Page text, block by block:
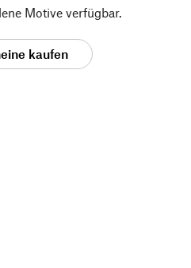
Motive verfügbar.
kaufen